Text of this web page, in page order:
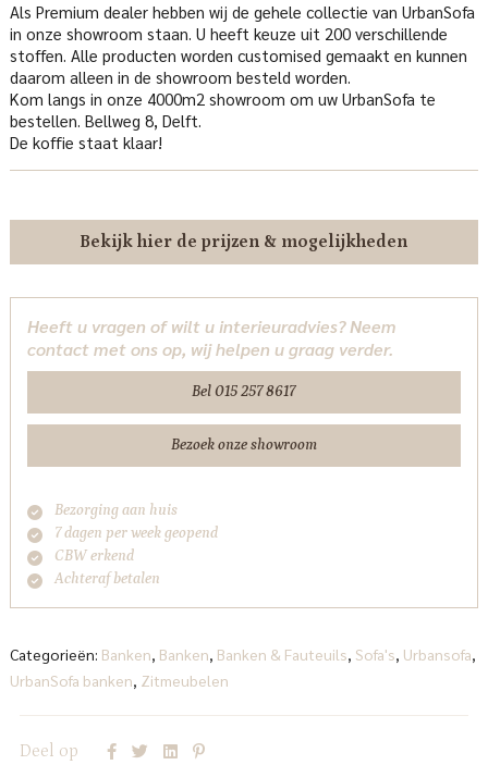
Als Premium dealer hebben wij de gehele collectie van UrbanSofa
in onze showroom staan. U heeft keuze uit 200 verschillende
stoffen. Alle producten worden customised gemaakt en kunnen
daarom alleen in de showroom besteld worden.
Kom langs in onze 4000m2 showroom om uw UrbanSofa te
bestellen. Bellweg 8, Delft.
De koffie staat klaar!
Bekijk hier de prijzen & mogelijkheden
Heeft u vragen of wilt u interieuradvies? Neem
contact met ons op, wij helpen u graag verder.
Bel 015 257 8617
Bezoek onze showroom
Bezorging aan huis
7 dagen per week geopend
CBW erkend
Achteraf betalen
Categorieën: Banken, Banken, Banken & Fauteuils, Sofa's, Urbansofa,
UrbanSofa banken, Zitmeubelen
Deel op